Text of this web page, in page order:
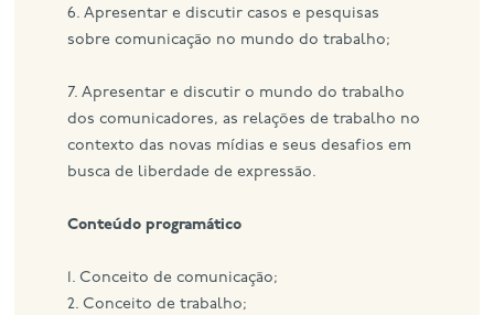
6. Apresentar e discutir casos e pesquisas
sobre comunicação no mundo do trabalho;
7. Apresentar e discutir o mundo do trabalho
dos comunicadores, as relações de trabalho no
contexto das novas mídias e seus desafios em
busca de liberdade de expressão.
Conteúdo programático
1. Conceito de comunicação;
2. Conceito de trabalho;